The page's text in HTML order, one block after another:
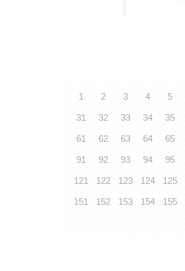
1 2 3 4 5
31 32 33 34 35
61 62 63 64 65
91 92 93 94 95
121 122 123 124 125
151 152 153 154 155